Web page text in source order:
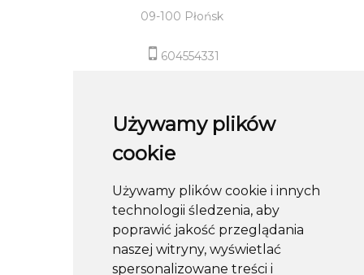
Używamy plików
cookie
Używamy plików cookie i innych
technologii śledzenia, aby
poprawić jakość przeglądania
naszej witryny, wyświetlać
spersonalizowane treści i
09-100 Płońsk
604554331
Informacje
Pomoc
Moje konto
Obserwuj nas